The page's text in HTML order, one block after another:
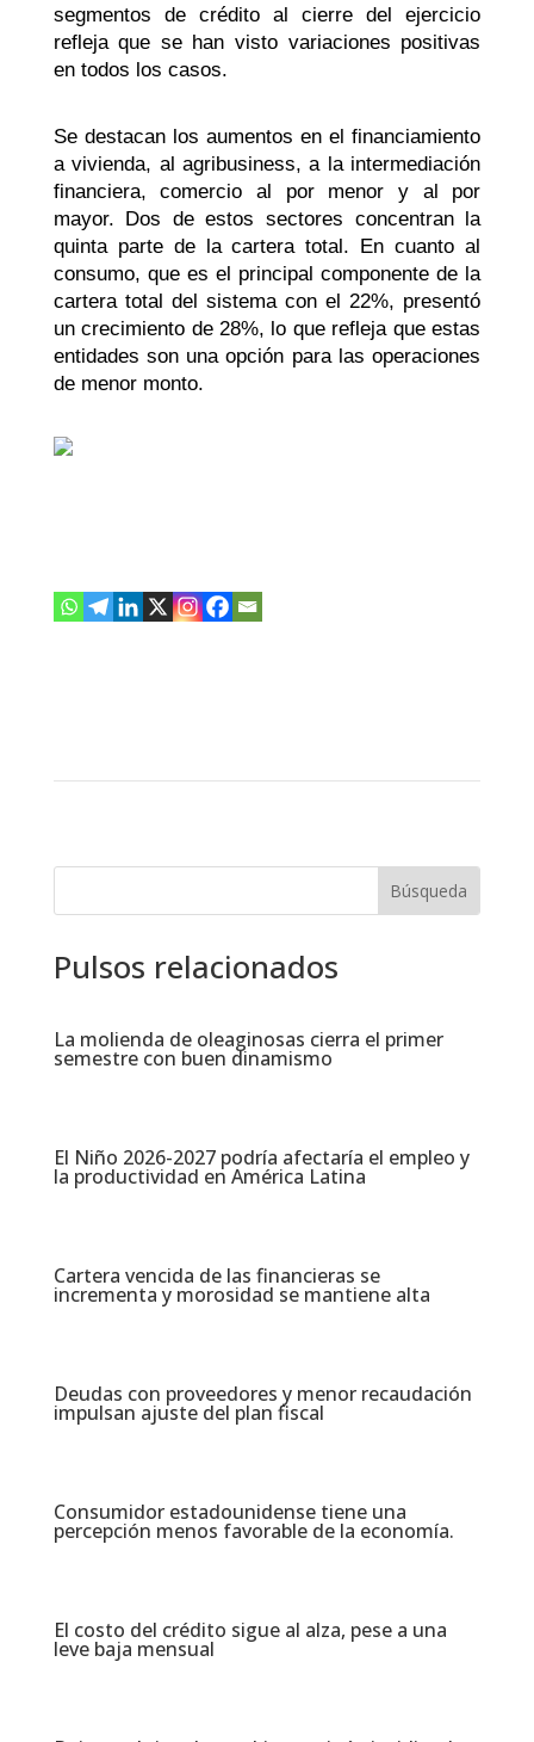
segmentos de crédito al cierre del ejercicio
refleja que se han visto variaciones positivas
en todos los casos.
Se destacan los aumentos en el financiamiento
a vivienda, al agribusiness, a la intermediación
financiera, comercio al por menor y al por
mayor. Dos de estos sectores concentran la
quinta parte de la cartera total. En cuanto al
consumo, que es el principal componente de la
cartera total del sistema con el 22%, presentó
un crecimiento de 28%, lo que refleja que estas
entidades son una opción para las operaciones
de menor monto.
Pulsos relacionados
La molienda de oleaginosas cierra el primer
semestre con buen dinamismo​
El Niño 2026-2027 podría afectaría el empleo y
la productividad en América Latina​
Cartera vencida de las financieras se
incrementa y morosidad se mantiene alta​
Deudas con proveedores y menor recaudación
impulsan ajuste del plan fiscal​
Consumidor estadounidense tiene una
percepción menos favorable de la economía​.
El costo del crédito sigue al alza, pese a una
leve baja mensual​